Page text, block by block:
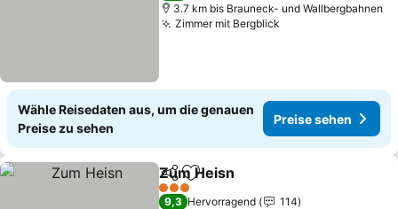
3.7 km bis Brauneck- und Wallbergbahnen
Zimmer mit Bergblick
Wähle Reisedaten aus, um die genauen
Preise zu sehen
Preise sehen
TeilenZu Favoriten hinzufügen
Zum Heisn
3 Sterne
9,3 Hervorragend
114